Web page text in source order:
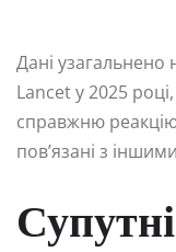
Дані узагальнено
Lancet у 2025
справжню
пов’язані з